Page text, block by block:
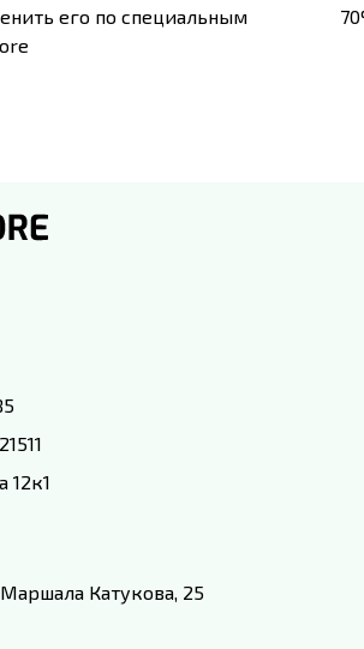
его по специальным
12к1
Катукова, 25